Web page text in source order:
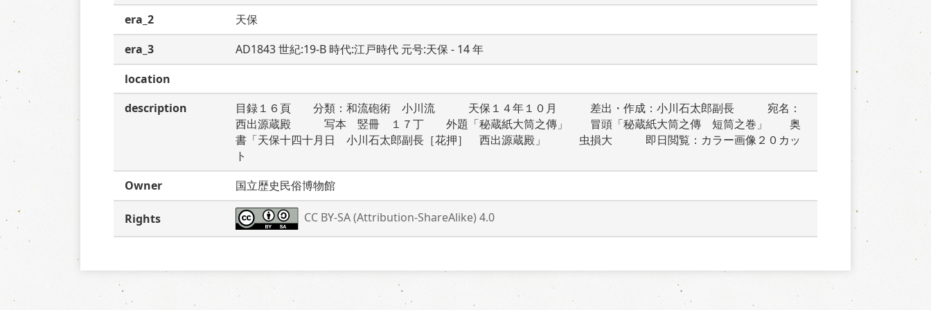
era_2
天保
era_3
AD1843 世紀:19-B 時代:江戸時代 元号:天保 - 14 年
location
description
目録１６頁　　分類：和流砲術　小川流　　　天保１４年１０月　　　差出・作成：小川石太郎副長　　　宛名：
西出源蔵殿　　　写本　竪冊　１７丁　　外題「秘蔵紙大筒之傳」　　冒頭「秘蔵紙大筒之傳　短筒之巻」　　奥
書「天保十四十月日　小川石太郎副長［花押］　西出源蔵殿」　　　虫損大　　　即日閲覧：カラー画像２０カッ
ト
Owner
国立歴史民俗博物館
Rights CC BY-SA (Attribution-ShareAlike) 4.0